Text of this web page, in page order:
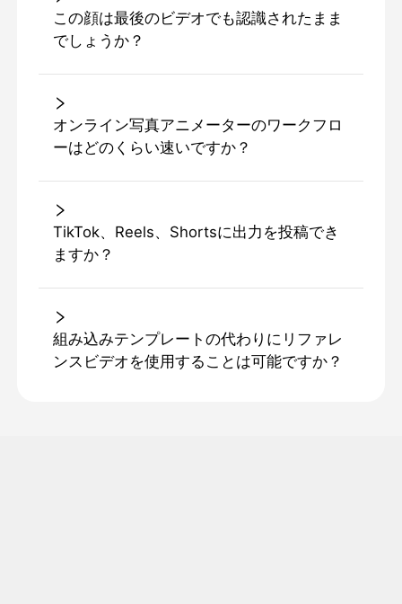
この顔は最後のビデオでも認識されたまま
でしょうか？
オンライン写真アニメーターのワークフロ
ーはどのくらい速いですか？
TikTok、Reels、Shortsに出力を投稿でき
ますか？
組み込みテンプレートの代わりにリファレ
ンスビデオを使用することは可能ですか？